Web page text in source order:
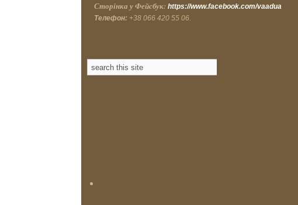
Сторінка у Фейсбук: https://www.facebook.com/vaadua
Телефон: +38 066 420 55 06.